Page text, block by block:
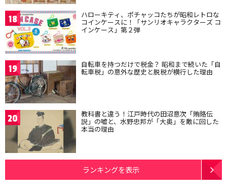
18 ハローキティ、ポチャッコたちが昭和レトロな
コインケースに！「サンリオキャラクターズ コ
インケース」第２弾
19 自転車を持つだけで税金？ 昭和まで続いた「自
転車税」の意外な歴史と脱税が横行した理由
20 教科書と違う！江戸時代の田沼意次「賄賂伝
説」の嘘と、水野忠邦が「大奥」を敵に回した
本当の理由
ランキングを表示